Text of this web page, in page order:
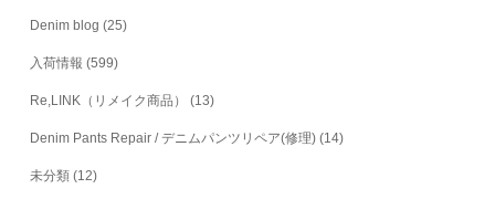
Denim blog (25)
入荷情報 (599)
Re,LINK（リメイク商品） (13)
Denim Pants Repair / デニムパンツリペア(修理) (14)
未分類 (12)